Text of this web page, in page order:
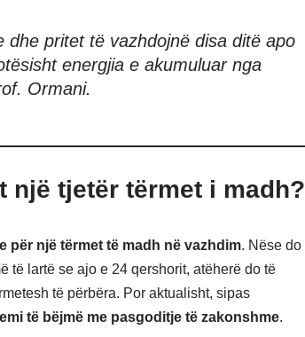
dhe pritet të vazhdojnë disa ditë apo
energjia e akumuluar nga
Ormani.
një tjetër tërmet i madh?
për një tërmet të madh në vazhdim. Nëse do
të lartë se ajo e 24 qershorit, atëherë do të
të përbëra. Por aktualisht, sipas
të bëjmë me pasgoditje të zakonshme.